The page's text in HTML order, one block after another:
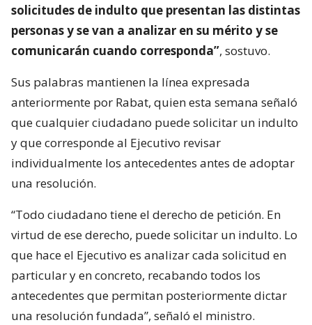
solicitudes de indulto que presentan las distintas
personas y se van a analizar en su mérito y se
comunicarán cuando corresponda”, sostuvo.
Sus palabras mantienen la línea expresada
anteriormente por Rabat, quien esta semana señaló
que cualquier ciudadano puede solicitar un indulto
y que corresponde al Ejecutivo revisar
individualmente los antecedentes antes de adoptar
una resolución.
“Todo ciudadano tiene el derecho de petición. En
virtud de ese derecho, puede solicitar un indulto. Lo
que hace el Ejecutivo es analizar cada solicitud en
particular y en concreto, recabando todos los
antecedentes que permitan posteriormente dictar
una resolución fundada”, señaló el ministro.